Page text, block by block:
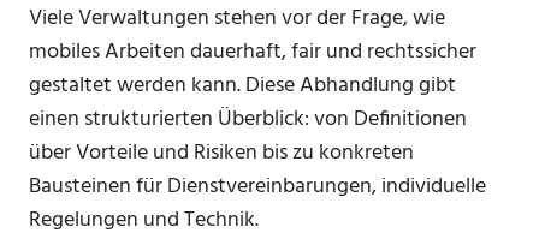
Viele Verwaltungen stehen vor der Frage, wie
mobiles Arbeiten dauerhaft, fair und rechtssicher
gestaltet werden kann. Diese Abhandlung gibt
einen strukturierten Überblick: von Definitionen
über Vorteile und Risiken bis zu konkreten
Bausteinen für Dienstvereinbarungen, individuelle
Regelungen und Technik.